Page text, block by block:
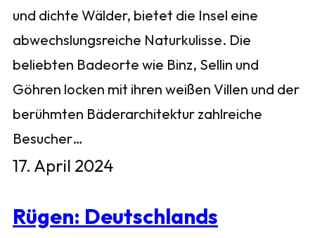
und dichte Wälder, bietet die Insel eine
abwechslungsreiche Naturkulisse. Die
beliebten Badeorte wie Binz, Sellin und
Göhren locken mit ihren weißen Villen und der
berühmten Bäderarchitektur zahlreiche
Besucher…
17. April 2024
Rügen: Deutschlands